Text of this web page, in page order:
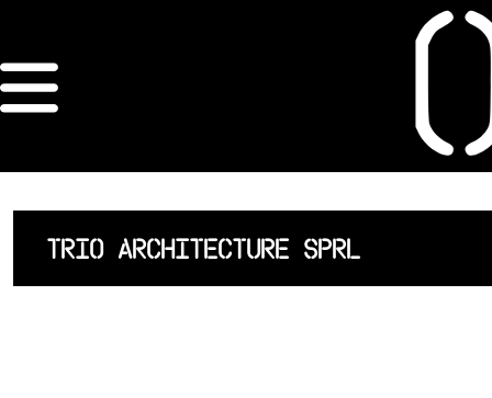
ORDRE DES
ARCHITECTES
ACCUEIL
LISTE DES
TRIO ARCHITECTURE SPRL